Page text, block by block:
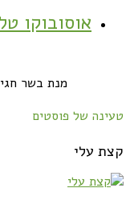
אוסובוקו
מנת בשר
טעינה של פוסטים
קצת עלי